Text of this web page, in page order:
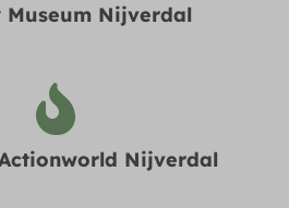
Museum Nijverdal
Nijverdal